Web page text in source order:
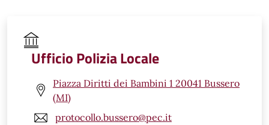
Ufficio Polizia Locale
Piazza Diritti dei Bambini 1 20041 Bussero
(MI)
protocollo.bussero@pec.it